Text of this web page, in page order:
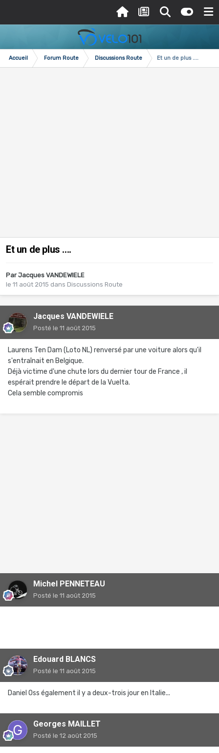
Accueil Forum Route Discussions Route Et un de plus ....
Et un de plus ....
Par Jacques VANDEWIELE
le 11 août 2015 dans Discussions Route
Jacques VANDEWIELE
Posté le 11 août 2015
Laurens Ten Dam (Loto NL) renversé par une voiture alors qu'il
s'entraînait en Belgique.
Déjà victime d'une chute lors du dernier tour de France , il
espérait prendre le départ de la Vuelta.
Cela semble compromis
Michel PENNETEAU
Posté le 11 août 2015
Edouard BLANCS
Posté le 11 août 2015
Daniel Oss également il y a deux-trois jour en Italie...
Georges MAILLET
Posté le 12 août 2015